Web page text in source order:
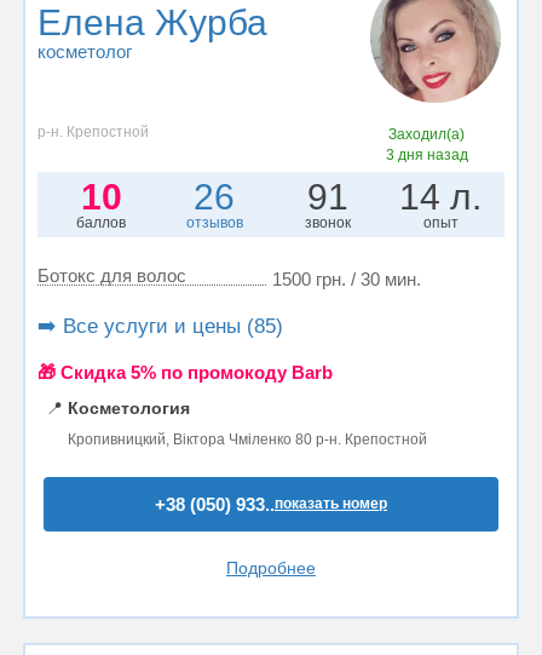
Елена Журба
косметолог
р-н. Крепостной
Заходил(а)
3 дня назад
10
баллов
26
отзывов
91
звонок
14 л.
опыт
Ботокс для волос 1500 грн. / 30 мин.
➡️ Все услуги и цены (85)
🎁 Cкидка 5% по промокоду Barb
📍 Косметология
Кропивницкий, Віктора Чміленко 80 р-н. Крепостной
+38 (050) 933..показать номер
Подробнее